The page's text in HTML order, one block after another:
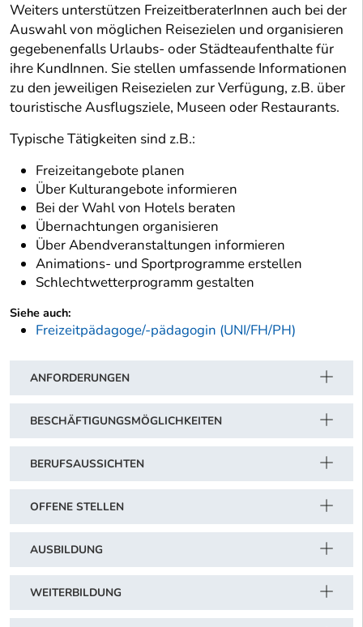
Weiters unterstützen FreizeitberaterInnen auch bei der
Auswahl von möglichen Reisezielen und organisieren
gegebenenfalls Urlaubs- oder Städteaufenthalte für
ihre KundInnen. Sie stellen umfassende Informationen
zu den jeweiligen Reisezielen zur Verfügung, z.B. über
touristische Ausflugsziele, Museen oder Restaurants.
Typische Tätigkeiten sind z.B.:
Freizeitangebote planen
Über Kulturangebote informieren
Bei der Wahl von Hotels beraten
Übernachtungen organisieren
Über Abendveranstaltungen informieren
Animations- und Sportprogramme erstellen
Schlechtwetterprogramm gestalten
Siehe auch:
Freizeitpädagoge/-pädagogin (UNI/FH/PH)
ANFORDERUNGEN
BESCHÄFTIGUNGSMÖGLICHKEITEN
BERUFSAUSSICHTEN
OFFENE STELLEN
AUSBILDUNG
WEITERBILDUNG